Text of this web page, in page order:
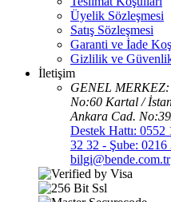
Üyelik Sözleşmesi
Satış Sözleşmesi
Garanti ve İade
Gizlilik ve
İletişim
GENEL
No:60 Kartal /
Ankara Cad.
Destek Hattı:
32 32 - Şube: 0216
bilgi@bende.com.tr